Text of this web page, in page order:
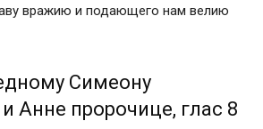
памяти 22.12 н. ст. (09.12 ст.
ст.ст.), 22.09 н.ст. (09.09
вражию и подающего нам велию
Симеону
Анне пророчице, глас 8